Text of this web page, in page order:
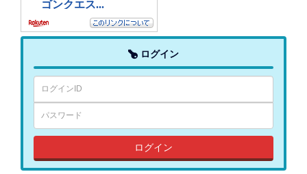
ログイン
ログイン